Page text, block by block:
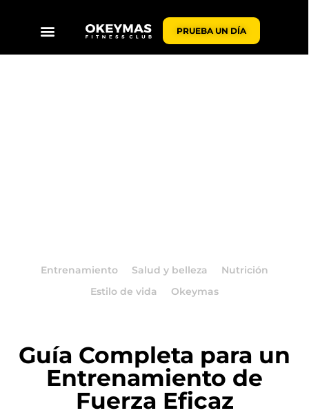
PRUEBA UN DÍA
Entrenamiento Salud y belleza
Nutrición
Estilo de vida
Okeymas
Guía Completa para un
Entrenamiento de
Fuerza Eficaz